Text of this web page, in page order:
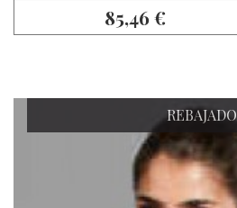
85,46 €
REBAJADO